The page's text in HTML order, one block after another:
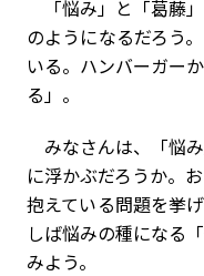
「悩み」と「葛藤
のようになるだろう
いる。ハンバーガー
る」。
みなさんは、「悩
に浮かぶだろうか。
抱えている問題を挙
しば悩みの種になる
みよう。